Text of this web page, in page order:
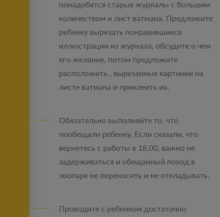
понадобятся старые журналы с большим
количеством и лист ватмана. Предложите
ребенку вырезать понравившиеся
иллюстрации из журнала, обсудите о чем
его желание, потом предложите
расположить , вырезанные картинки на
листе ватмана и приклеить их.
Обязательно выполняйте то, что
пообещали ребенку. Если сказали, что
вернетесь с работы в 18.00, важно не
задерживаться и обещанный поход в
зоопарк не переносить и не откладывать.
Проводите с ребенком достаточно